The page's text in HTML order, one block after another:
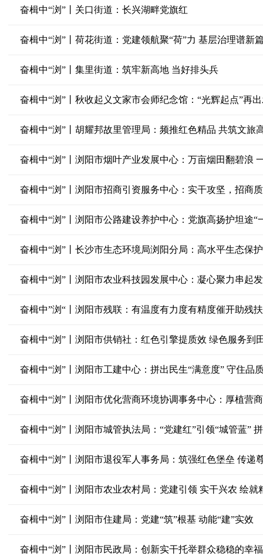
奋楫中“浏”丨关口街道：长兴湖畔党旗红
奋楫中“浏”丨荷花街道：党建领航聚“荷”力 基层治理谱新
奋楫中“浏”丨集里街道：筑牢新高地 当好排头兵
奋楫中“浏”丨秋收起义文家市会师纪念馆：“光辉起点”再
奋楫中“浏”丨胡耀邦故里管理局：频推红色精品 共筑文旅
奋楫中“浏”丨浏阳市烟叶产业发展中心：万亩烟田翻碧浪
奋楫中“浏”丨浏阳市招商引资服务中心：实干攻坚，招商
奋楫中“浏”丨浏阳市公路建设养护中心：党旗高扬护坦途“
奋楫中“浏”丨长沙市生态环境局浏阳分局：高水平生态保
奋楫中”浏“丨浏阳市残联：有温度有力度有精度催开助残
奋楫中“浏”丨浏阳市供销社：红色引擎提质效 绿色服务到
奋楫中“浏”丨浏阳市工建中心：拼出民生“满意度” 守住品
奋楫中“浏”丨浏阳市优化营商环境协调事务中心：厚植营
奋楫中“浏”丨浏阳市城管执法局：“党建红”引领“城管蓝”
奋楫中“浏”丨浏阳市退役军人事务局：筑强红色堡垒 传递
奋楫中“浏”丨浏阳市农业农村局：党建引领 实干兴农 绘
奋楫中“浏”丨浏阳市住建局：党建“筑”根基 动能“建”实效
奋楫中“浏”丨浏阳市民政局：创新实干托举群众稳稳的幸福